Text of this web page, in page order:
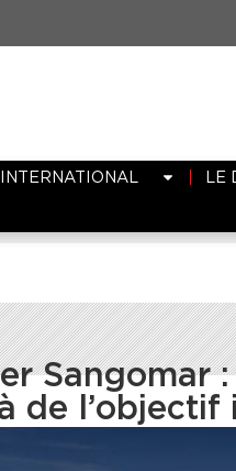
INTERNATIONAL LE
Sangomar
de l’objectif